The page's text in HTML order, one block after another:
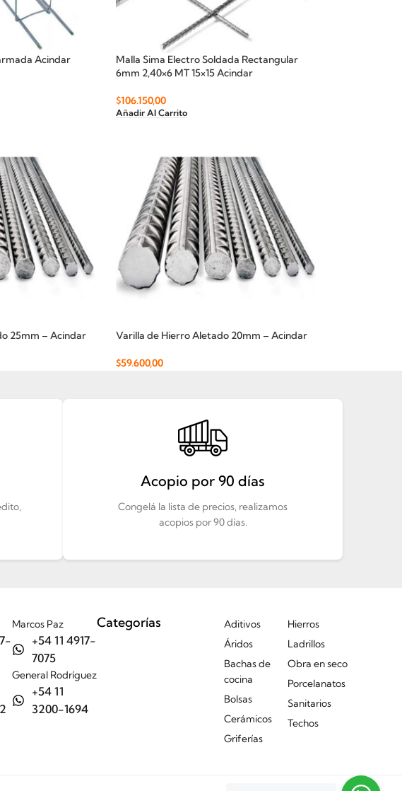
Acindar
Malla Sima Electro Soldada Rectangular
6mm 2,40×6 MT 15×15 Acindar
$106.150,00
Añadir Al Carrito
25mm – Acindar Varilla de Hierro Aletado 20mm – Acindar
$59.600,00
Acopio por 90 días
Congelá la lista de precios, realizamos
acopios por 90 días.
Marcos Paz
+54 11 4917-
7075
General Rodríguez
+54 11
3200-1694
Categorías
Aditivos
Áridos
Bachas de
cocina
Bolsas
Cerámicos
Griferías
Hierros
Ladrillos
Obra en seco
Porcelanatos
Sanitarios
Techos